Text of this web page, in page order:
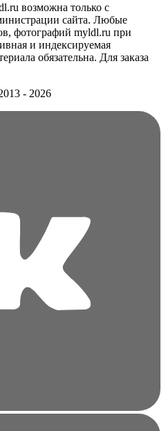
возможна только с
сайта. Любые
фотографий myldl.ru при
и индексируемая
обязательна. Для заказа
- 2026